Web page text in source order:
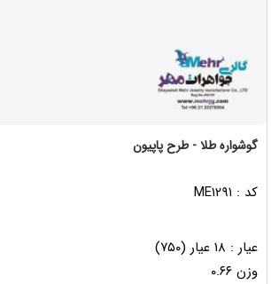
گوشواره طلا - طرح پاپیون
کد : ME۱۲۹۱
عیار : ۱۸ عیار (۷۵۰)
وزن ۰.۶۶